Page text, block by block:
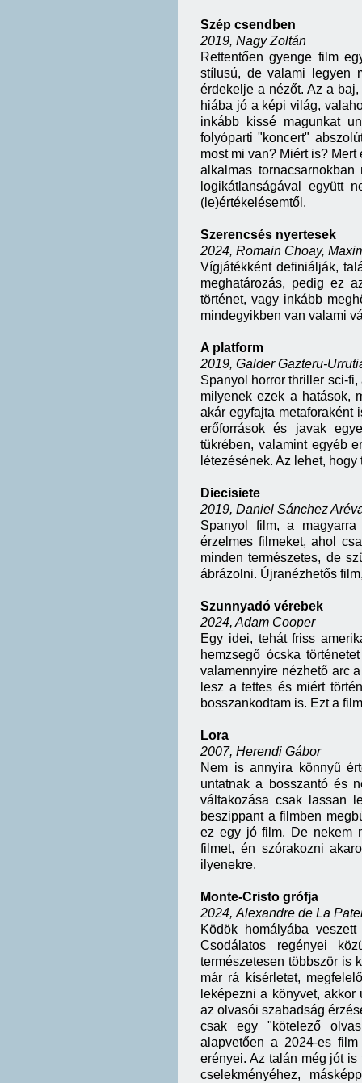
Szép csendben
2019, Nagy Zoltán
Rettentően gyenge film
stílusú, de valami legyen
érdekelje a nézőt. Az a
hiába jó a képi világ,
inkább kissé magunkat
folyóparti "koncert"
most mi van? Miért is?
alkalmas
logikátlanságával
(le)értékelésemtől.
Szerencsés nyertesek
2024, Romain Choay,
Vígjátékként definiálják,
meghatározás, pedig ez
történet, vagy inkább
mindegyikben van valami
A platform
2019, Galder Gazteru-
Spanyol horror thriller sci-
milyenek ezek a hatások,
akár egyfajta metaforaként
erőforrások és javak
tükrében, valamint egyéb
létezésének. Az lehet,
Diecisiete
2019, Daniel Sánchez
Spanyol film, a
érzelmes filmeket, ahol
minden természetes, de
ábrázolni. Újranézhetős
Szunnyadó vérebek
2024, Adam Cooper
Egy idei, tehát friss
hemzsegő ócska
valamennyire nézhető arc
lesz a tettes és miért
bosszankodtam is. Ezt a
Lora
2007, Herendi Gábor
Nem is annyira könnyű
untatnak a bosszantó és
váltakozása csak lassan
beszippant a filmben
ez egy jó film. De nekem
filmet, én szórakozni
ilyenekre.
Monte-Cristo grófja
2024, Alexandre de La
Ködök homályába veszett
Csodálatos regényei
természetesen többször is
már rá kísérletet,
leképezni a könyvet,
az olvasói szabadság
csak egy "kötelező
alapvetően a 2024-es
erényei. Az talán még jót
cselekményéhez,